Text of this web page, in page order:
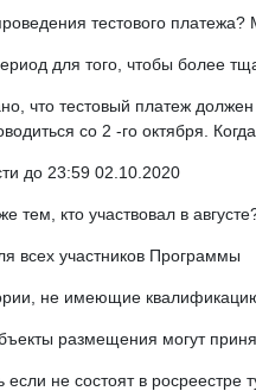
тестового
для того, чтобы более
что тестовый платеж
со 2 -го октября.
до 23:59 02.10.2020
тем, кто участвовал в
всех участников Программы
не имеющие
размещения могут
если не состоят в росреестре